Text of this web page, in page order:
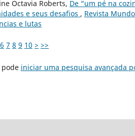
Octavia Roberts, De “um pé na
e seus desafios , Revista
e lutas
6 7 8 9 10 > >>
pode iniciar uma pesquisa avançada